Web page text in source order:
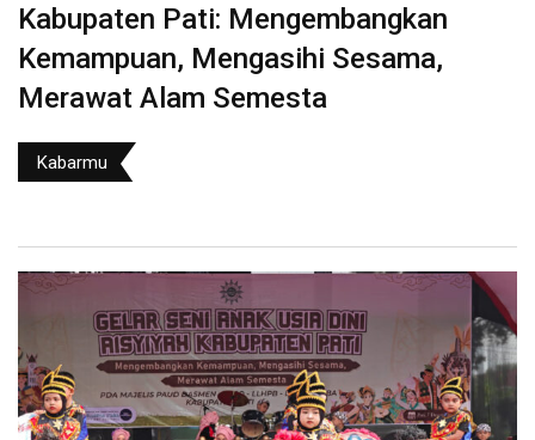
Kabupaten Pati: Mengembangkan
Kemampuan, Mengasihi Sesama,
Merawat Alam Semesta
Kabarmu